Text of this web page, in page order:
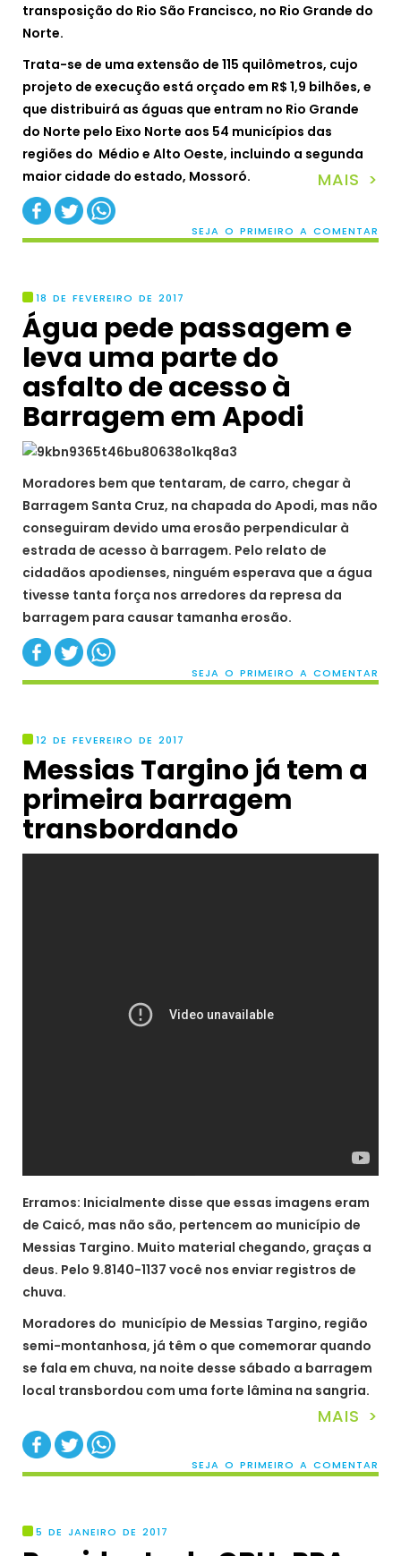
transposição do Rio São Francisco, no Rio Grande do
Norte.
Trata-se de uma extensão de 115 quilômetros, cujo
projeto de execução está orçado em R$ 1,9 bilhões, e
que distribuirá as águas que entram no Rio Grande
do Norte pelo Eixo Norte aos 54 municípios das
regiões do Médio e Alto Oeste, incluindo a segunda
maior cidade do estado, Mossoró.
MAIS >
SEJA O PRIMEIRO A COMENTAR
18 DE FEVEREIRO DE 2017
Água pede passagem e
leva uma parte do
asfalto de acesso à
Barragem em Apodi
Moradores bem que tentaram, de carro, chegar à
Barragem Santa Cruz, na chapada do Apodi, mas não
conseguiram devido uma erosão perpendicular à
estrada de acesso à barragem. Pelo relato de
cidadãos apodienses, ninguém esperava que a água
tivesse tanta força nos arredores da represa da
barragem para causar tamanha erosão.
SEJA O PRIMEIRO A COMENTAR
12 DE FEVEREIRO DE 2017
Messias Targino já tem a
primeira barragem
transbordando
Erramos: Inicialmente disse que essas imagens eram
de Caicó, mas não são, pertencem ao município de
Messias Targino. Muito material chegando, graças a
deus. Pelo 9.8140-1137 você nos enviar registros de
chuva.
Moradores do município de Messias Targino, região
semi-montanhosa, já têm o que comemorar quando
se fala em chuva, na noite desse sábado a barragem
local transbordou com uma forte lâmina na sangria.
MAIS >
SEJA O PRIMEIRO A COMENTAR
5 DE JANEIRO DE 2017